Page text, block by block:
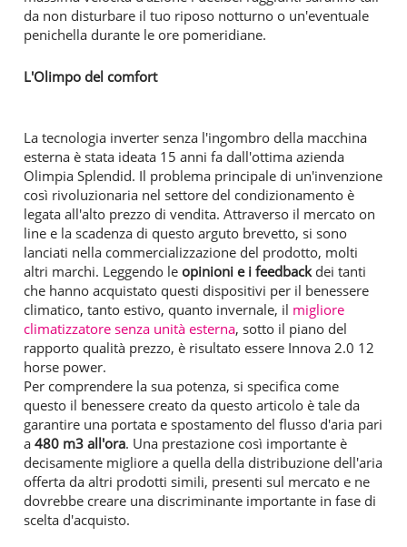
da non disturbare il tuo riposo notturno o un'eventuale
penichella durante le ore pomeridiane.
L'Olimpo del comfort
La tecnologia inverter senza l'ingombro della macchina
esterna è stata ideata 15 anni fa dall'ottima azienda
Olimpia Splendid. Il problema principale di un'invenzione
così rivoluzionaria nel settore del condizionamento è
legata all'alto prezzo di vendita. Attraverso il mercato on
line e la scadenza di questo arguto brevetto, si sono
lanciati nella commercializzazione del prodotto, molti
altri marchi. Leggendo le opinioni e i feedbackdei tanti
che hanno acquistato questi dispositivi per il benessere
climatico, tanto estivo, quanto invernale, il migliore
climatizzatore senza unità esterna, sotto il piano del
rapporto qualità prezzo, è risultato essere Innova 2.0 12
horse power.
Per comprendere la sua potenza, si specifica come
questo il benessere creato da questo articolo è tale da
garantire una portata e spostamento del flusso d'aria pari
a 480 m3 all'ora. Una prestazione così importante è
decisamente migliore a quella della distribuzione dell'aria
offerta da altri prodotti simili, presenti sul mercato e ne
dovrebbe creare una discriminante importante in fase di
scelta d'acquisto.